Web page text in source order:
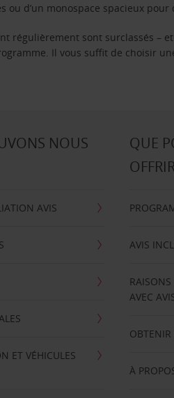
ou d’un monospace spacieux
régulièrement sont surclassés –
Il vous suffit de choisir
NOUS
AVIS
ET VÉHICULES
QUE
AVIS
RAISONS
AVEC
OBTENIR
À